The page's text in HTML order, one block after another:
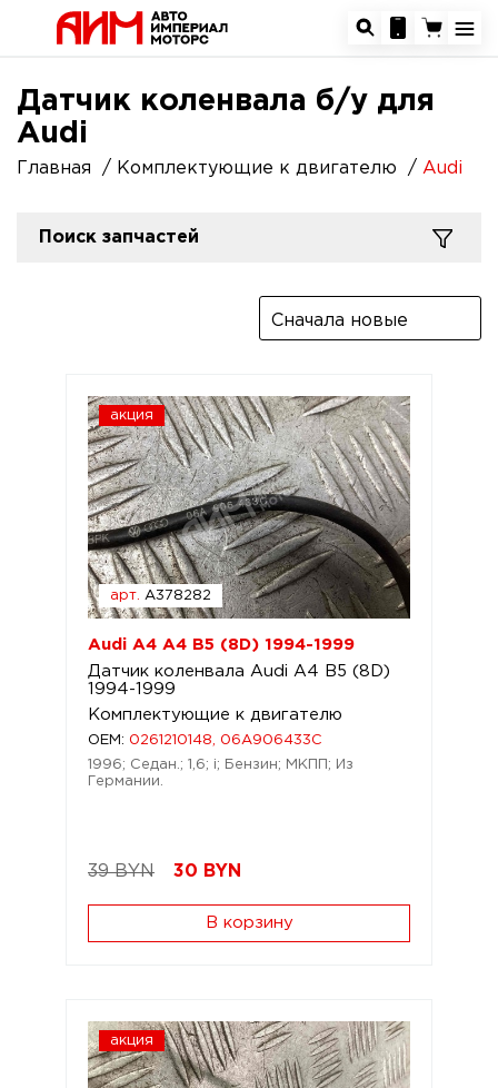
Датчик коленвала б/у для
Audi
Главная Комплектующие к двигателю Audi
Поиск запчастей
Сначала новые
акция
арт. A378282
Audi A4 A4 B5 (8D) 1994-1999
Датчик коленвала Audi A4 B5 (8D)
1994-1999
Комплектующие к двигателю
OEM: 0261210148, 06A906433C
1996; Седан.; 1,6; i; Бензин; МКПП; Из
Германии.
39 BYN 30 BYN
В корзину
акция